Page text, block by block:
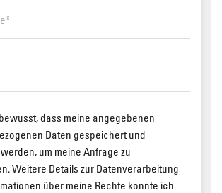
dass meine angegebenen
Daten gespeichert und
um meine Anfrage zu
Weitere Details zur Datenverarbeitung
über meine Rechte konnte ich